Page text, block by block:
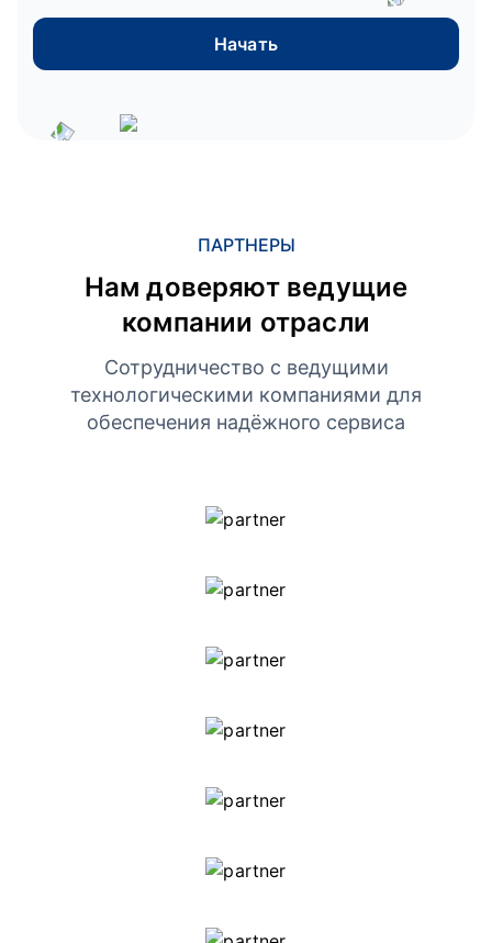
Начать
ПАРТНЕРЫ
Нам доверяют ведущие
компании отрасли
Сотрудничество с ведущими
технологическими компаниями для
обеспечения надёжного сервиса